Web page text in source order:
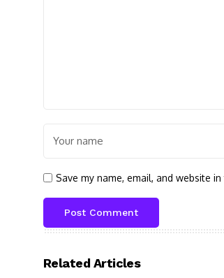
Save my name, email, and website
Related Articles